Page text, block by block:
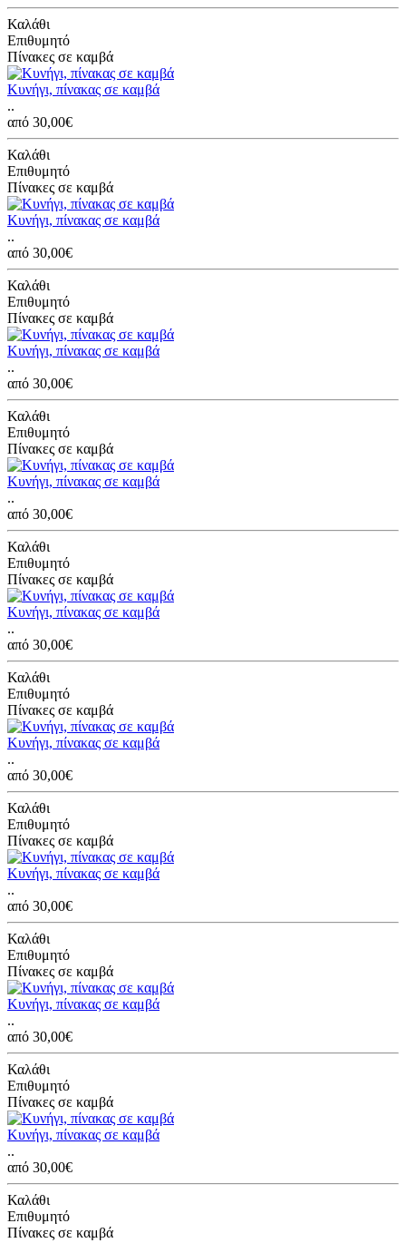
Καλάθι
Επιθυμητό
Πίνακες σε καμβά
Κυνήγι, πίνακας σε καμβά
..
από 30,00€
Καλάθι
Επιθυμητό
Πίνακες σε καμβά
Κυνήγι, πίνακας σε καμβά
..
από 30,00€
Καλάθι
Επιθυμητό
Πίνακες σε καμβά
Κυνήγι, πίνακας σε καμβά
..
από 30,00€
Καλάθι
Επιθυμητό
Πίνακες σε καμβά
Κυνήγι, πίνακας σε καμβά
..
από 30,00€
Καλάθι
Επιθυμητό
Πίνακες σε καμβά
Κυνήγι, πίνακας σε καμβά
..
από 30,00€
Καλάθι
Επιθυμητό
Πίνακες σε καμβά
Κυνήγι, πίνακας σε καμβά
..
από 30,00€
Καλάθι
Επιθυμητό
Πίνακες σε καμβά
Κυνήγι, πίνακας σε καμβά
..
από 30,00€
Καλάθι
Επιθυμητό
Πίνακες σε καμβά
Κυνήγι, πίνακας σε καμβά
..
από 30,00€
Καλάθι
Επιθυμητό
Πίνακες σε καμβά
Κυνήγι, πίνακας σε καμβά
..
από 30,00€
Καλάθι
Επιθυμητό
Πίνακες σε καμβά